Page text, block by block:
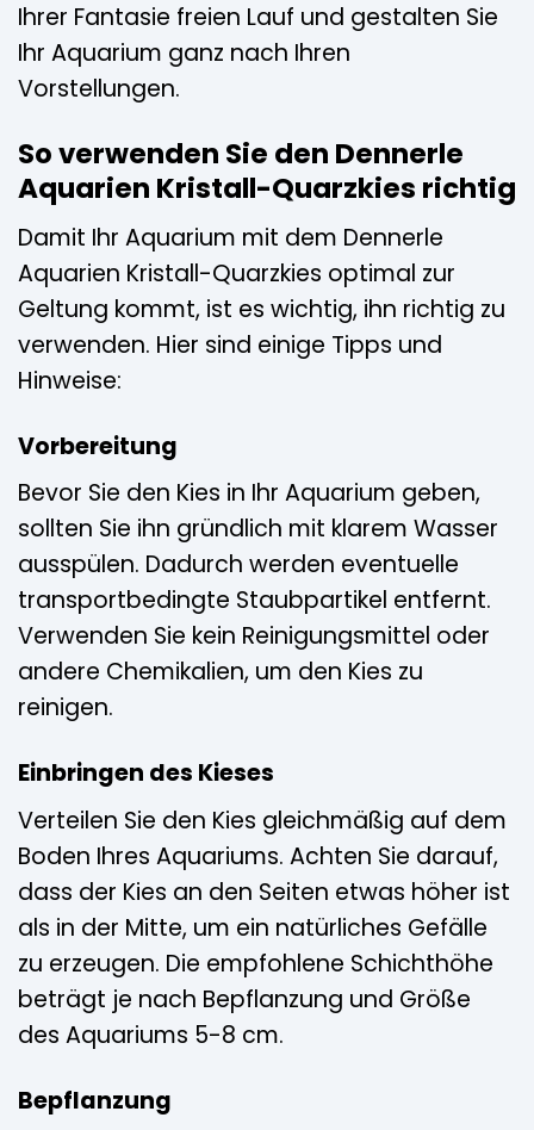
Ihrer Fantasie freien Lauf und gestalten Sie
Ihr Aquarium ganz nach Ihren
Vorstellungen.
So verwenden Sie den Dennerle
Aquarien Kristall-Quarzkies richtig
Damit Ihr Aquarium mit dem Dennerle
Aquarien Kristall-Quarzkies optimal zur
Geltung kommt, ist es wichtig, ihn richtig zu
verwenden. Hier sind einige Tipps und
Hinweise:
Vorbereitung
Bevor Sie den Kies in Ihr Aquarium geben,
sollten Sie ihn gründlich mit klarem Wasser
ausspülen. Dadurch werden eventuelle
transportbedingte Staubpartikel entfernt.
Verwenden Sie kein Reinigungsmittel oder
andere Chemikalien, um den Kies zu
reinigen.
Einbringen des Kieses
Verteilen Sie den Kies gleichmäßig auf dem
Boden Ihres Aquariums. Achten Sie darauf,
dass der Kies an den Seiten etwas höher ist
als in der Mitte, um ein natürliches Gefälle
zu erzeugen. Die empfohlene Schichthöhe
beträgt je nach Bepflanzung und Größe
des Aquariums 5-8 cm.
Bepflanzung